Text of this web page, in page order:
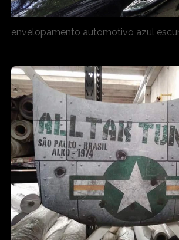
envelopamento automotivo azul